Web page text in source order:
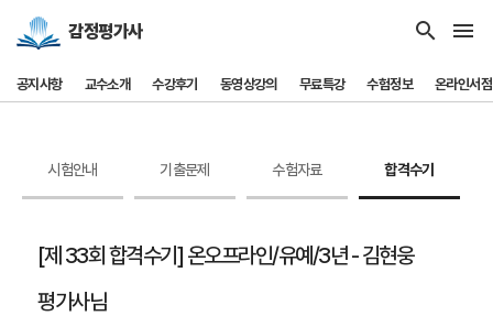
감정평가사 search menu
공지사항 교수소개 수강후기 동영상강의 무료특강 수험정보 온라인서점
시험안내 기출문제 수험자료 합격수기
[제 33회 합격수기] 온오프라인/유예/3년 - 김현웅
평가사님